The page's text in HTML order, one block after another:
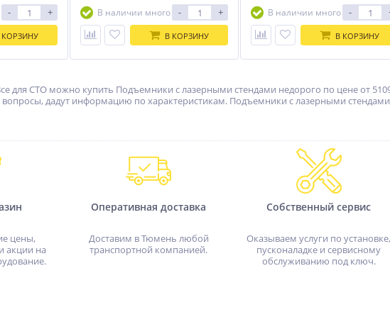
- +
КОРЗИНУ
В наличии много
- +
В КОРЗИНУ
В наличии много
-
В КОРЗИНУ
для СТО можно купить Подъемники с лазерными стендами недорого по цене от
дадут информацию по характеристикам. Подъемники с лазерными
цены,
акции на
Оперативная доставка
Доставим в Тюмень любой
транспортной компанией.
Собственный сервис
Оказываем услуги по установке,
пусконаладке и сервисному
обслуживанию под ключ.